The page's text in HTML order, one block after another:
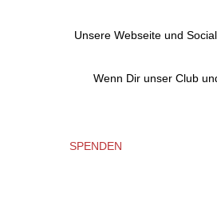
Unsere Webseite und
Wenn Dir unser Club
SPENDEN